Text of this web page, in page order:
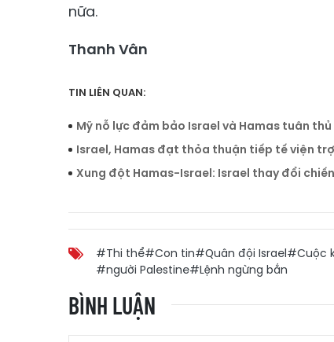
nữa.
Thanh Vân
TIN LIÊN QUAN:
Mỹ nỗ lực đảm bảo Israel và Hamas tuân
Israel, Hamas đạt thỏa thuận tiếp tế viện
Xung đột Hamas-Israel: Israel thay đổi
#Thi thể#Con tin#Quân đội Israel#Cuộc
#người Palestine#Lệnh ngừng bắn
BÌNH LUẬN